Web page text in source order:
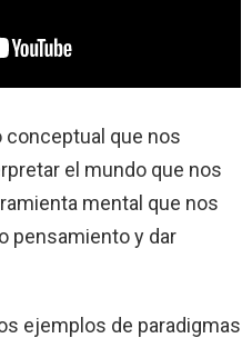
conceptual que nos
el mundo que nos
mental que nos
pensamiento y dar
ejemplos de paradigmas